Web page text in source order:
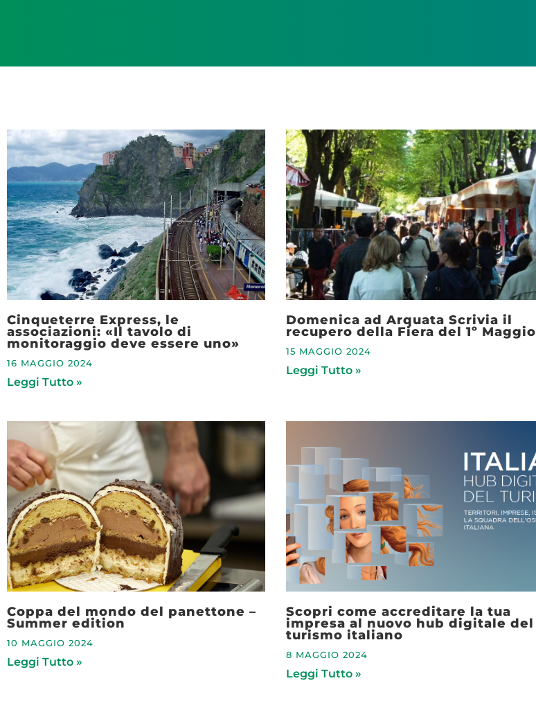
Cinqueterre Express, le
associazioni: «Il tavolo di
monitoraggio deve essere uno»
16 MAGGIO 2024
Leggi Tutto »
Domenica ad Arquata Scrivia il
recupero della Fiera del 1º Maggio
15 MAGGIO 2024
Leggi Tutto »
Coppa del mondo del panettone –
Summer edition
10 MAGGIO 2024
Leggi Tutto »
Scopri come accreditare la tua
impresa al nuovo hub digitale del
turismo italiano
8 MAGGIO 2024
Leggi Tutto »